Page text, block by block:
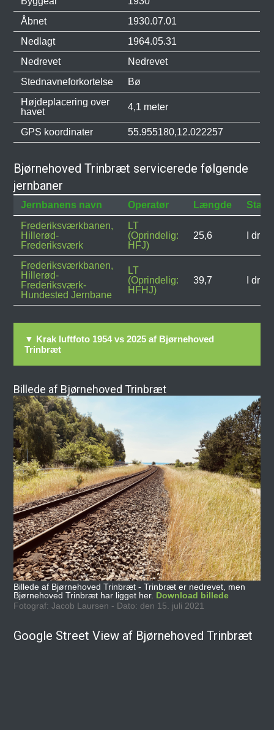
Åbnet
1930.07.01
Nedlagt
1964.05.31
Nedrevet
Nedrevet
Stednavneforkortelse
Bø
Højdeplacering over
havet
4,1 meter
GPS koordinater 55.955180,12.022257
Bjørnehoved Trinbræt servicerede følgende
jernbaner
Jernbanens navn Operatør Længde
Frederiksværkbanen,
Hillerød-
Frederiksværk
LT
(Oprindelig:
HFJ)
25,6 I drift
Frederiksværkbanen,
Hillerød-
Frederiksværk-
Hundested Jernbane
LT
(Oprindelig:
HFHJ)
39,7 I drift
▼ Krak luftfoto 1954 vs 2025 af Bjørnehoved
Trinbræt
Billede af Bjørnehoved Trinbræt
Billede af Bjørnehoved Trinbræt - Trinbræt er nedrevet, men
Bjørnehoved Trinbræt har ligget her. Download billede
Fotograf: Jacob Laursen - Dato: den 15. juli 2021
Google Street View af Bjørnehoved Trinbræt